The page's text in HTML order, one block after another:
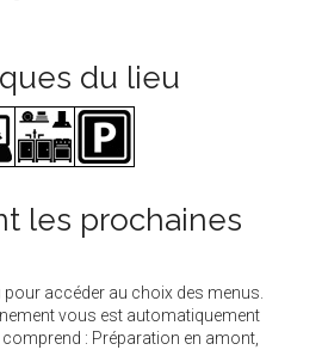
du lieu
les prochaines
pour accéder au choix des menus.
vous est automatiquement
: Préparation en amont,